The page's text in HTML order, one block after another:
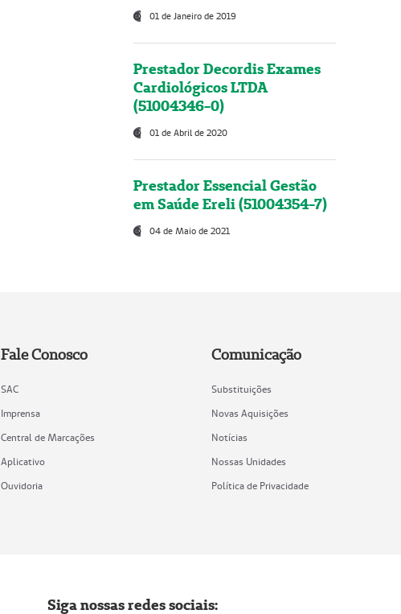
01 de Janeiro de 2019
Prestador Decordis Exames
Cardiológicos LTDA
(51004346-0)
01 de Abril de 2020
Prestador Essencial Gestão
em Saúde Ereli (51004354-7)
04 de Maio de 2021
Fale Conosco
SAC
Imprensa
Central de Marcações
Aplicativo
Ouvidoria
Comunicação
Substituições
Novas Aquisições
Notícias
Nossas Unidades
Política de Privacidade
Siga nossas redes sociais: